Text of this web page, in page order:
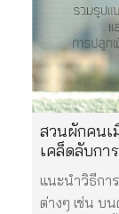
สวนผักคนเ
เคล็ดลับกา
แนะนำวิธีกา
ต่างๆ เช่น บ